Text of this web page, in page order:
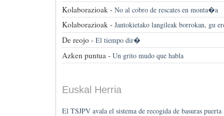
Kolaborazioak - No al cobro de rescates en monta�a
Kolaborazioak - Jantokietako langileak borrokan, gu
De reojo - El tiempo dir�
Azken puntua - Un grito mudo que habla
Euskal Herria
El TSJPV avala el sistema de recogida de basuras